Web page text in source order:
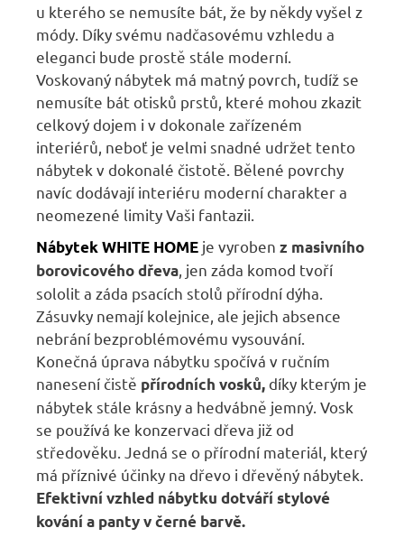
u kterého se nemusíte bát, že by někdy vyšel z
módy. Díky svému nadčasovému vzhledu a
eleganci bude prostě stále moderní.
Voskovaný nábytek má matný povrch, tudíž se
nemusíte bát otisků prstů, které mohou zkazit
celkový dojem i v dokonale zařízeném
interiérů, neboť je velmi snadné udržet tento
nábytek v dokonalé čistotě. Bělené povrchy
navíc dodávají interiéru moderní charakter a
neomezené limity Vaši fantazii.
Nábytek WHITE HOME je vyroben z masivního
borovicového dřeva, jen záda komod tvoří
sololit a záda psacích stolů přírodní dýha.
Zásuvky nemají kolejnice, ale jejich absence
nebrání bezproblémovému vysouvání.
Konečná úprava nábytku spočívá v ručním
nanesení čistě přírodních vosků,díky kterým je
nábytek stále krásny a hedvábně jemný. Vosk
se používá ke konzervaci dřeva již od
středověku. Jedná se o přírodní materiál, který
má příznivé účinky na dřevo i dřevěný nábytek.
Efektivní vzhled nábytku dotváří stylové
kování a panty v černé barvě.